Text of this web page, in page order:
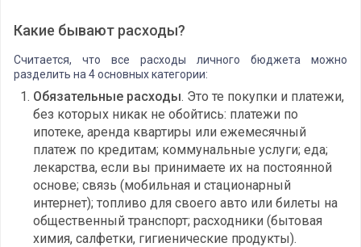
Какие бывают расходы?
Считается, что все расходы личного бюджета можно
разделить на 4 основных категории:
Обязательные расходы. Это те покупки и платежи,
без которых никак не обойтись: платежи по
ипотеке, аренда квартиры или ежемесячный
платеж по кредитам; коммунальные услуги; еда;
лекарства, если вы принимаете их на постоянной
основе; связь (мобильная и стационарный
интернет); топливо для своего авто или билеты на
общественный транспорт; расходники (бытовая
химия, салфетки, гигиенические продукты).